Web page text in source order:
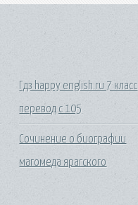
Гдз happy english.ru 7 класс
перевод c 105
Сочинение о биографии
магомеда ярагского